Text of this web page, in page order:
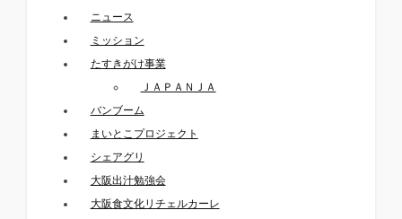
ニュース
ミッション
たすきがけ事業
ＪＡＰＡＮＪＡ
バンブーム
まいとこプロジェクト
シェアグリ
大阪出汁勉強会
大阪食文化リチェルカーレ